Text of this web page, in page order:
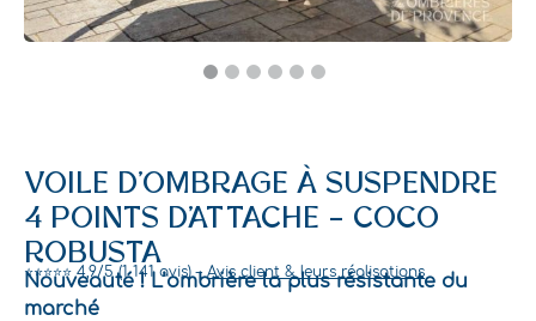
VOILE D’OMBRAGE À SUSPENDRE
4 POINTS D’ATTACHE – COCO
ROBUSTA
⭐⭐⭐⭐⭐ 4,9/5 (1 141 avis) –Avis client & leurs réalisations
Nouveauté ! L’ombrière la plus résistante du
marché